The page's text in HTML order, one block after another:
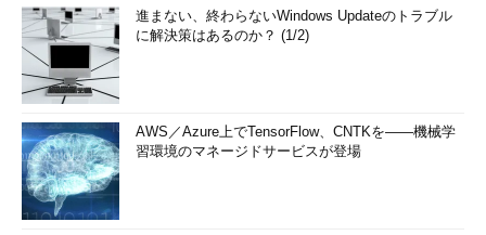
進まない、終わらないWindows Updateのトラブル
に解決策はあるのか？ (1/2)
AWS／Azure上でTensorFlow、CNTKを――機械学
習環境のマネージドサービスが登場